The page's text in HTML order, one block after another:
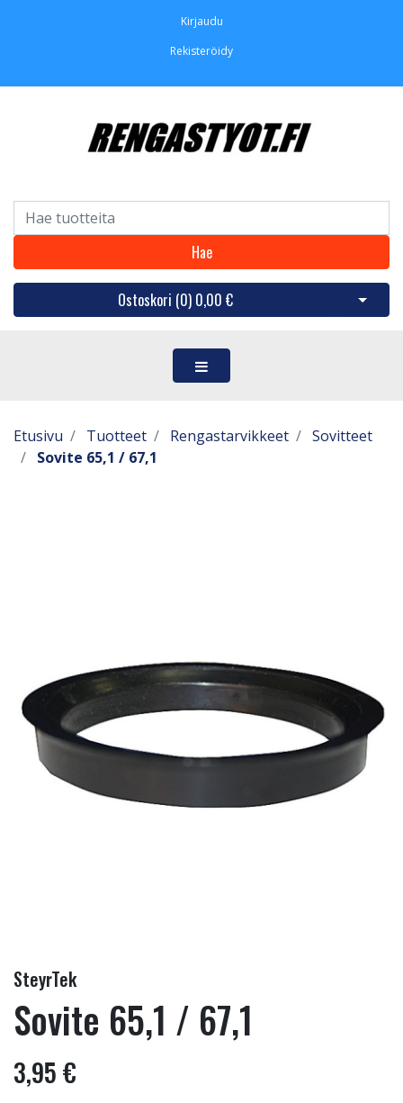
Kirjaudu
Rekisteröidy
Hae
Ostoskori (0) 0,00 € Avaa
Etusivu Tuotteet Rengastarvikkeet
Sovitteet
Sovite 65,1 / 67,1
SteyrTek
Sovite 65,1 / 67,1
3,95 €